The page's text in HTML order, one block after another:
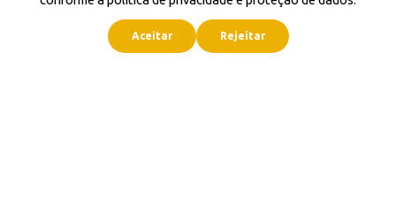
Aceitar Rejeitar